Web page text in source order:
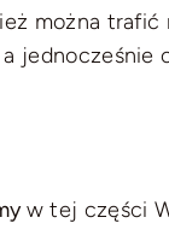
można trafić
jednocześnie
w tej części